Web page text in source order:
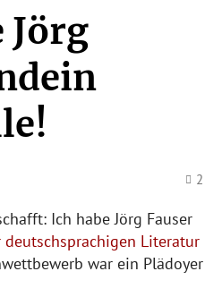
Jörg
2
Ich habe Jörg Fauser
deutschsprachigen Literatur
war ein Plädoyer